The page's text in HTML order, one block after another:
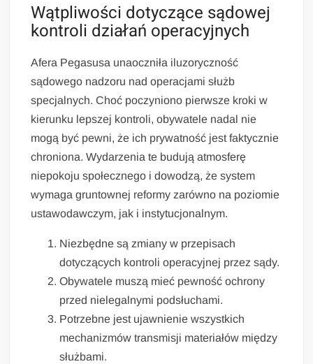
Wątpliwości dotyczące sądowej
kontroli działań operacyjnych
Afera Pegasusa unaoczniła iluzoryczność
sądowego nadzoru nad operacjami służb
specjalnych. Choć poczyniono pierwsze kroki w
kierunku lepszej kontroli, obywatele nadal nie
mogą być pewni, że ich prywatność jest faktycznie
chroniona. Wydarzenia te budują atmosferę
niepokoju społecznego i dowodzą, że system
wymaga gruntownej reformy zarówno na poziomie
ustawodawczym, jak i instytucjonalnym.
Niezbędne są zmiany w przepisach
dotyczących kontroli operacyjnej przez sądy.
Obywatele muszą mieć pewność ochrony
przed nielegalnymi podsłuchami.
Potrzebne jest ujawnienie wszystkich
mechanizmów transmisji materiałów między
służbami.